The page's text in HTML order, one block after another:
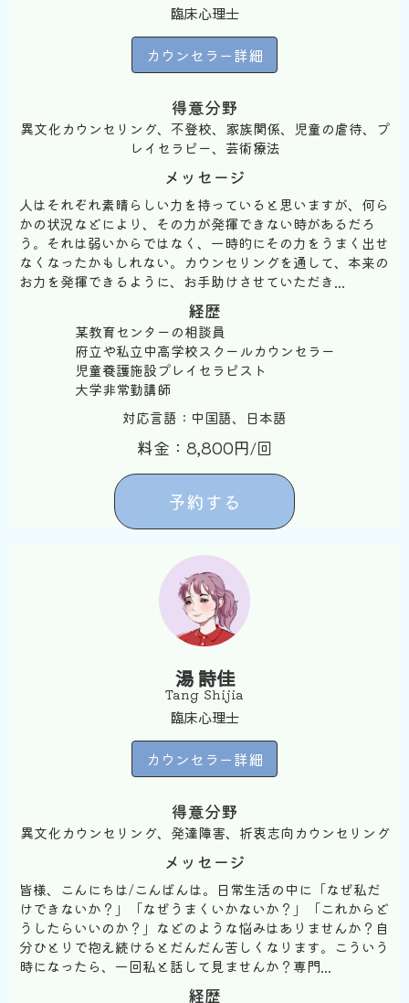
臨床心理士
カウンセラー詳細
得意分野
異文化カウンセリング、不登校、家族関係、児童の虐待、プ
レイセラピー、芸術療法
メッセージ
人はそれぞれ素晴らしい力を持っていると思いますが、何ら
かの状況などにより、その力が発揮できない時があるだろ
う。それは弱いからではなく、一時的にその力をうまく出せ
なくなったかもしれない。カウンセリングを通して、本来の
お力を発揮できるように、お手助けさせていただき...
経歴
某教育センターの相談員
府立や私立中高学校スクールカウンセラー
児童養護施設プレイセラピスト
大学非常勤講師
対応言語：中国語、日本語
料金：8,800円/回
予約する
湯 詩佳
Tang Shijia
臨床心理士
カウンセラー詳細
得意分野
異文化カウンセリング、発達障害、折衷志向カウンセリング
メッセージ
皆様、こんにちは/こんばんは。日常生活の中に「なぜ私だ
けできないか？」「なぜうまくいかないか？」「これからど
うしたらいいのか？」などのような悩みはありませんか？自
分ひとりで抱え続けるとだんだん苦しくなります。こういう
時になったら、一回私と話して見ませんか？専門...
経歴